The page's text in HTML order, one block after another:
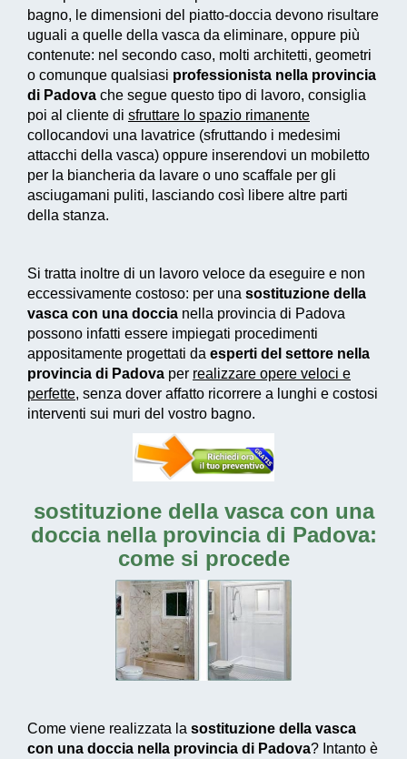
bagno, le dimensioni del piatto-doccia devono risultare
uguali a quelle della vasca da eliminare, oppure più
contenute: nel secondo caso, molti architetti, geometri
o comunque qualsiasi professionista nella provincia
di Padova che segue questo tipo di lavoro, consiglia
poi al cliente di sfruttare lo spazio rimanente
collocandovi una lavatrice (sfruttando i medesimi
attacchi della vasca) oppure inserendovi un mobiletto
per la biancheria da lavare o uno scaffale per gli
asciugamani puliti, lasciando così libere altre parti
della stanza.
Si tratta inoltre di un lavoro veloce da eseguire e non
eccessivamente costoso: per una sostituzione della
vasca con una doccia nella provincia di Padova
possono infatti essere impiegati procedimenti
appositamente progettati da esperti del settore nella
provincia di Padova per realizzare opere veloci e
perfette, senza dover affatto ricorrere a lunghi e costosi
interventi sui muri del vostro bagno.
sostituzione della vasca con una
doccia nella provincia di Padova:
come si procede
Come viene realizzata la sostituzione della vasca
con una doccia nella provincia di Padova? Intanto è